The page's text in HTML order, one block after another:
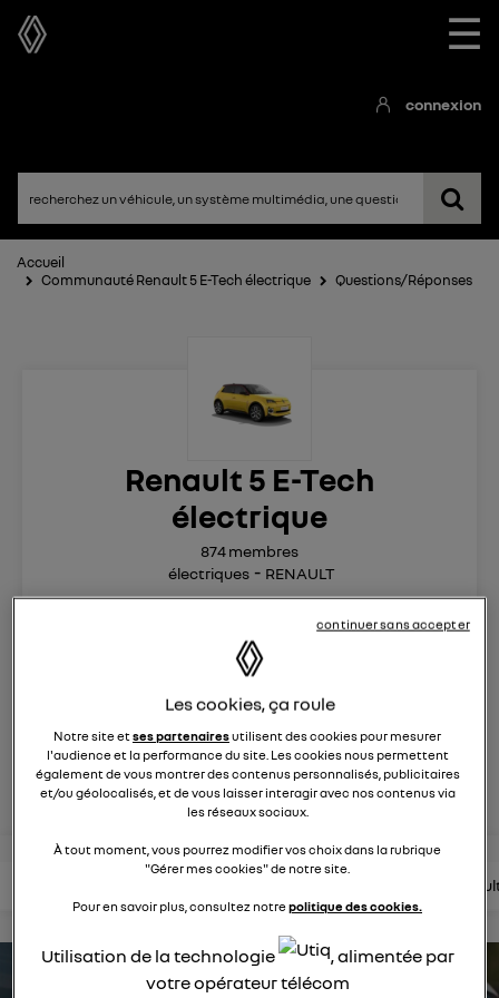
☰
connexion
Accueil
Communauté Renault 5 E-Tech électrique
Questions/Réponses
Renault 5 E-Tech
électrique
électriques RENAULT
874membres
R5 est de retour. Pop malicieuse, accueillante, Renault 5
électrise son époque
posez une question
rejoignez
estimez votre autonomie
Les cookies, ça roule
Notre site etses partenairesutilisent des cookies pour mesurer
l'audience et la performance du site. Les cookies nous permettent
également de vous montrer des contenus personnalisés, publicitaires
et/ou géolocalisés, et de vous laisser interagir avec nos contenus via
les réseaux sociaux.
À tout moment, vous pourrez modifier vos choix dans la rubrique
"Gérer mes cookies" de notre site.
Pour en savoir plus, consultez notrepolitique des cookies.
Utilisation de la technologie
, alimentée par
votre opérateur télécom
continuer sans accepter